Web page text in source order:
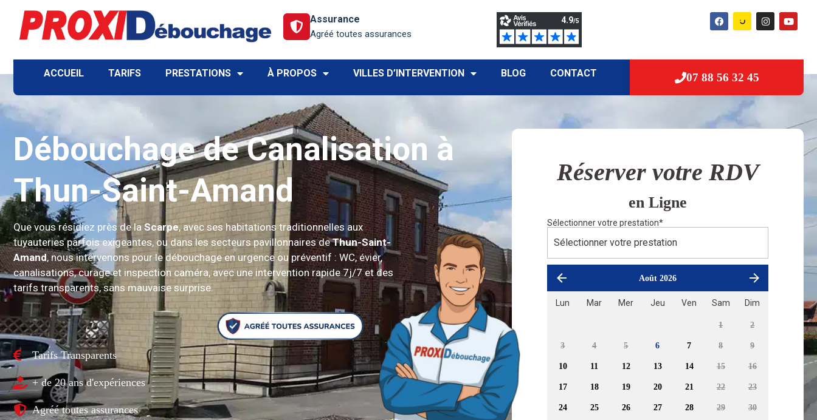
Assurance
Agréé toutes assurances
ACCUEIL TARIFS PRESTATIONS À PROPOS VILLES D’INTERVENTION BLOG CONTACT 07 88 56 32 45
Débouchage de Canalisation à
Thun-Saint-Amand
Que vous résidiez près de la Scarpe, avec ses habitations traditionnelles aux
tuyauteries parfois exigeantes, ou dans les secteurs pavillonnaires deThun-Saint-
Amand, nous intervenons pour le débouchage en urgence ou préventif : WC, évier,
canalisations, curage et inspection caméra, avec une intervention rapide 7j/7 et des
tarifs transparents, sans mauvaise surprise.
Tarifs Transparents
+ de 20 ans d'expériences
Agréé toutes assurances
Réserver votre RDV
en Ligne
Sélectionner votre prestation*
Août 2026
Lun Mar Mer Jeu Ven Sam Dim
1 2
3 4 5 6 7 8 9
10 11 12 13 14 15 16
17 18 19 20 21 22 23
24 25 26 27 28 29 30